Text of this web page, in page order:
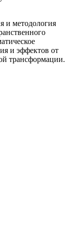
и методология
и эффектов от
трансформации.